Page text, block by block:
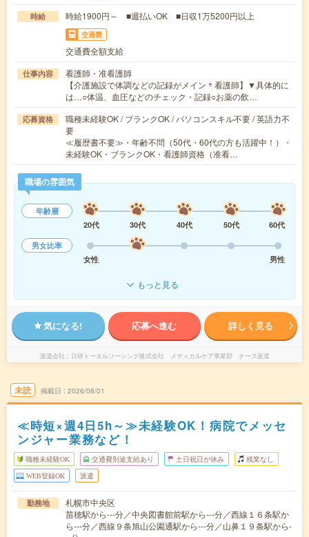
時給 時給1900円～ ■週払いOK ■日収1万5200円以上
交通費
交通費全額支給
仕事内容
看護師・准看護師
【介護施設で体調などの記録がメイン＊看護師】▼具体的に
は…○体温、血圧などのチェック・記録○お薬の飲…
応募資格
職種未経験OK / ブランクOK / パソコンスキル不要 / 英語力不
要
≪履歴書不要≫・年齢不問（50代・60代の方も活躍中！）・
未経験OK・ブランクOK・看護師資格（准看…
職場の雰囲気
年齢層
20代
30代 40代 50代
60代
男女比率
女性
男性
もっと見る
気になる! 応募へ進む 詳しく見る
派遣会社 日研トータルソーシング株式会社 メディカルケア事業部 ナース派遣
未読 掲載日 2026/08/01
≪時短×週4日5h～≫未経験OK！病院でメッセ
ンジャー業務など！
職種未経験OK 交通費別途支給あり 土日祝日が休み 残業なし
WEB登録OK 派遣
勤務地
札幌市中央区
苗穂駅から---分／中央図書館前駅から---分／西線１６条駅か
ら---分／西線９条旭山公園通駅から---分／山鼻１９条駅から-